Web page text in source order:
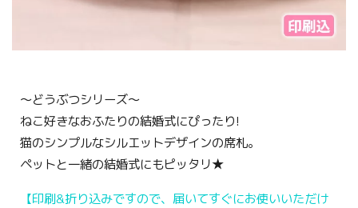
〜どうぶつシリーズ〜
ねこ好きなおふたりの結婚式にぴったり!
猫のシンプルなシルエットデザインの席札。
ペットと一緒の結婚式にもピッタリ★
【印刷&折り込みですので、届いてすぐにお使いいただけ